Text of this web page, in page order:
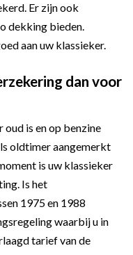
Er zijn ook
dekking bieden.
aan uw klassieker.
dan voor
oud is en op benzine
oldtimer aangemerkt
is uw klassieker
Is het
1975 en 1988
waarbij u in
tarief van de